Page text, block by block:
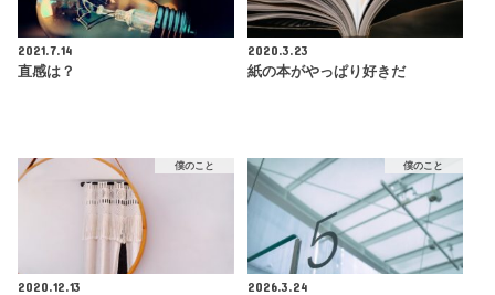
2021.7.14
直感は？
2020.3.23
紙の本がやっぱり好きだ
僕のこと
2020.12.13
僕のこと
2026.3.24